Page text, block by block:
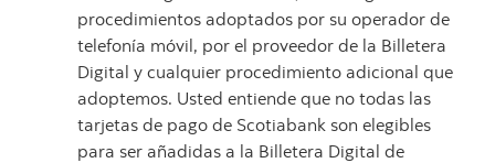
procedimientos adoptados por su operador de
telefonía móvil, por el proveedor de la Billetera
Digital y cualquier procedimiento adicional que
adoptemos. Usted entiende que no todas las
tarjetas de pago de Scotiabank son elegibles
para ser añadidas a la Billetera Digital de